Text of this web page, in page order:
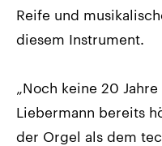
Reife und
diesem Instrument.
„Noch keine 20
Liebermann bereits
der Orgel als dem